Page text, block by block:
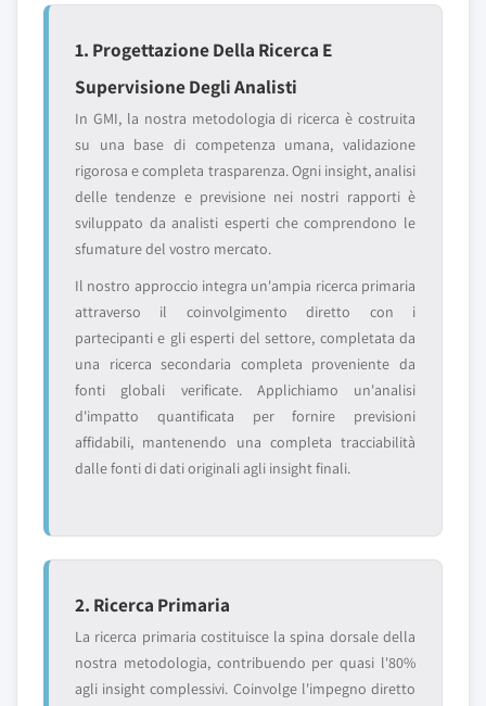
1. Progettazione Della Ricerca E
Supervisione Degli Analisti
In GMI, la nostra metodologia di ricerca è costruita
su una base di competenza umana, validazione
rigorosa e completa trasparenza. Ogni insight, analisi
delle tendenze e previsione nei nostri rapporti è
sviluppato da analisti esperti che comprendono le
sfumature del vostro mercato.
Il nostro approccio integra un'ampia ricerca primaria
attraverso il coinvolgimento diretto con i
partecipanti e gli esperti del settore, completata da
una ricerca secondaria completa proveniente da
fonti globali verificate. Applichiamo un'analisi
d'impatto quantificata per fornire previsioni
affidabili, mantenendo una completa tracciabilità
dalle fonti di dati originali agli insight finali.
2. Ricerca Primaria
La ricerca primaria costituisce la spina dorsale della
nostra metodologia, contribuendo per quasi l'80%
agli insight complessivi. Coinvolge l'impegno diretto